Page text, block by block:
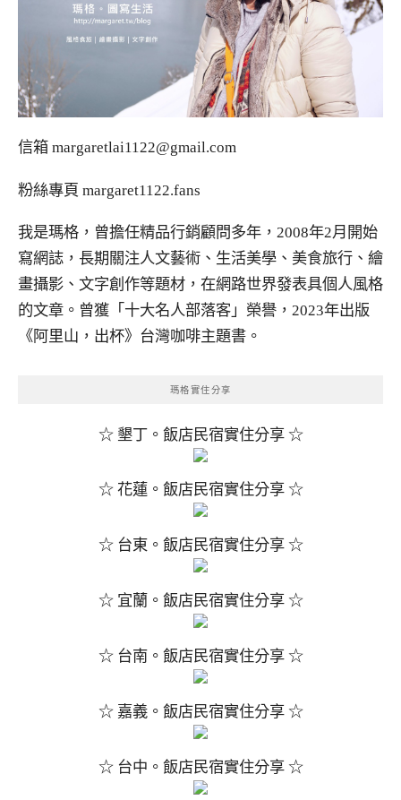
信箱 margaretlai1122@gmail.com
粉絲專頁 margaret1122.fans
我是瑪格，曾擔任精品行銷顧問多年，2008年2月開始
寫網誌，長期關注人文藝術、生活美學、美食旅行、繪
畫攝影、文字創作等題材，在網路世界發表具個人風格
的文章。曾獲「十大名人部落客」榮譽，2023年出版
《阿里山，出杯》台灣咖啡主題書。
瑪格實住分享
☆ 墾丁。飯店民宿實住分享 ☆
☆ 花蓮。飯店民宿實住分享 ☆
☆ 台東。飯店民宿實住分享 ☆
☆ 宜蘭。飯店民宿實住分享 ☆
☆ 台南。飯店民宿實住分享 ☆
☆ 嘉義。飯店民宿實住分享 ☆
☆ 台中。飯店民宿實住分享 ☆